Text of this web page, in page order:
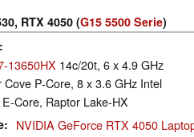
RTX 4050 (G15 5500 Serie)
13650HX 14c/20t, 6 x 4.9 GHz
Cove P-Core, 8 x 3.6 GHz Intel
Core, Raptor Lake-HX
NVIDIA GeForce RTX 4050